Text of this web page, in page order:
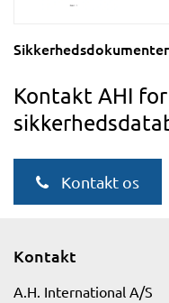
Sikkerhedsdokumenter
Kontakt AHI
Kontakt os
Kontakt
A.H. International A/S